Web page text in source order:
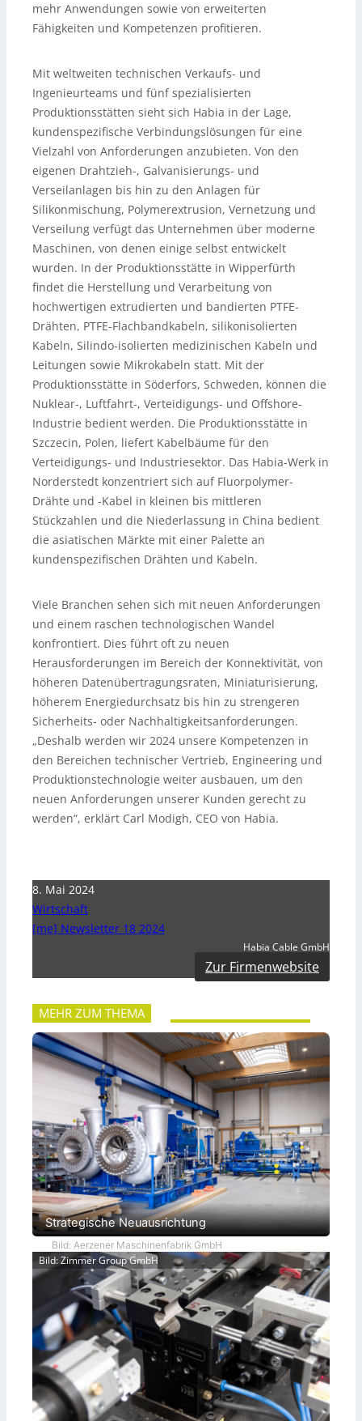
mehr Anwendungen sowie von erweiterten
Fähigkeiten und Kompetenzen profitieren.
Mit weltweiten technischen Verkaufs- und
Ingenieurteams und fünf spezialisierten
Produktionsstätten sieht sich Habia in der Lage,
kundenspezifische Verbindungslösungen für eine
Vielzahl von Anforderungen anzubieten. Von den
eigenen Drahtzieh-, Galvanisierungs- und
Verseilanlagen bis hin zu den Anlagen für
Silikonmischung, Polymerextrusion, Vernetzung und
Verseilung verfügt das Unternehmen über moderne
Maschinen, von denen einige selbst entwickelt
wurden. In der Produktionsstätte in Wipperfürth
findet die Herstellung und Verarbeitung von
hochwertigen extrudierten und bandierten PTFE-
Drähten, PTFE-Flachbandkabeln, silikonisolierten
Kabeln, Silindo-isolierten medizinischen Kabeln und
Leitungen sowie Mikrokabeln statt. Mit der
Produktionsstätte in Söderfors, Schweden, können die
Nuklear-, Luftfahrt-, Verteidigungs- und Offshore-
Industrie bedient werden. Die Produktionsstätte in
Szczecin, Polen, liefert Kabelbäume für den
Verteidigungs- und Industriesektor. Das Habia-Werk in
Norderstedt konzentriert sich auf Fluorpolymer-
Drähte und -Kabel in kleinen bis mittleren
Stückzahlen und die Niederlassung in China bedient
die asiatischen Märkte mit einer Palette an
kundenspezifischen Drähten und Kabeln.
Viele Branchen sehen sich mit neuen Anforderungen
und einem raschen technologischen Wandel
konfrontiert. Dies führt oft zu neuen
Herausforderungen im Bereich der Konnektivität, von
höheren Datenübertragungsraten, Miniaturisierung,
höherem Energiedurchsatz bis hin zu strengeren
Sicherheits- oder Nachhaltigkeitsanforderungen.
„Deshalb werden wir 2024 unsere Kompetenzen in
den Bereichen technischer Vertrieb, Engineering und
Produktionstechnologie weiter ausbauen, um den
neuen Anforderungen unserer Kunden gerecht zu
werden“, erklärt Carl Modigh, CEO von Habia.
8. Mai 2024
Wirtschaft
[me] Newsletter 18 2024
Habia Cable GmbH
Zur Firmenwebsite
MEHR ZUM THEMA
Strategische Neuausrichtung
Bild: Aerzener Maschinenfabrik GmbH
Bild: Zimmer Group GmbH